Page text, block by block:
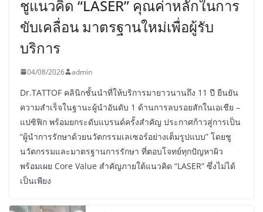
ชูแนวคิด “LASER” คุณค่าหลักในการ
ขับเคลื่อน มาตรฐานใหม่เพื่อผู้รับ
บริการ
04/08/2026 admin
Dr.TATTOF คลินิกชั้นนำที่ให้บริการมายาวนานถึง 11 ปี ยืนยัน
ความสำเร็จในฐานะผู้นำอันดับ 1 ด้านการลบรอยสักในเอเชีย –
แปซิฟิก พร้อมยกระดับแบรนด์ครั้งสำคัญ ประกาศก้าวสู่การเป็น
“ผู้นำการรักษาด้วยนวัตกรรมเลเซอร์อย่างเต็มรูปแบบ” โดยชู
นวัตกรรมและมาตรฐานการรักษา ที่ตอบโจทย์ทุกปัญหาผิว
พร้อมเผย Core Value สำคัญภายใต้แนวคิด “LASER” ซึ่งไม่ได้
เป็นเพียง